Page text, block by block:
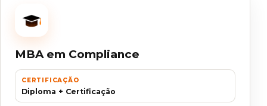
MBA em Compliance
CERTIFICAÇÃO
Diploma + Certificação